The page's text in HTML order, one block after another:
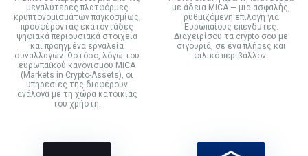
μεγαλύτερες πλατφόρμες
κρυπτονομισμάτων παγκοσμίως,
προσφέροντας εκατοντάδες
ψηφιακά περιουσιακά στοιχεία
και προηγμένα εργαλεία
συναλλαγών. Ωστόσο, λόγω του
ευρωπαϊκού κανονισμού MiCA
(Markets in Crypto-Assets), οι
υπηρεσίες της διαφέρουν
ανάλογα με τη χώρα κατοικίας
του χρήστη.
με άδεια MiCA — μια ασφαλής,
ρυθμιζόμενη επιλογή για
Ευρωπαίους επενδυτές.
Διαχειρίσου τα crypto σου με
σιγουριά, σε ένα πλήρες και
φιλικό περιβάλλον.